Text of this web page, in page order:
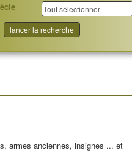
armes anciennes, insignes ... et